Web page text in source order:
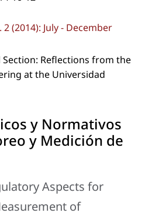
2 (2014): July - December
Section: Reflections from the
at the Universidad
y Normativos
y Medición de
Aspects for
of